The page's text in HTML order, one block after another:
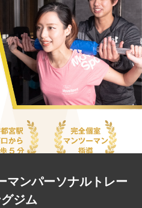
マンパーソナルトレー
ジム